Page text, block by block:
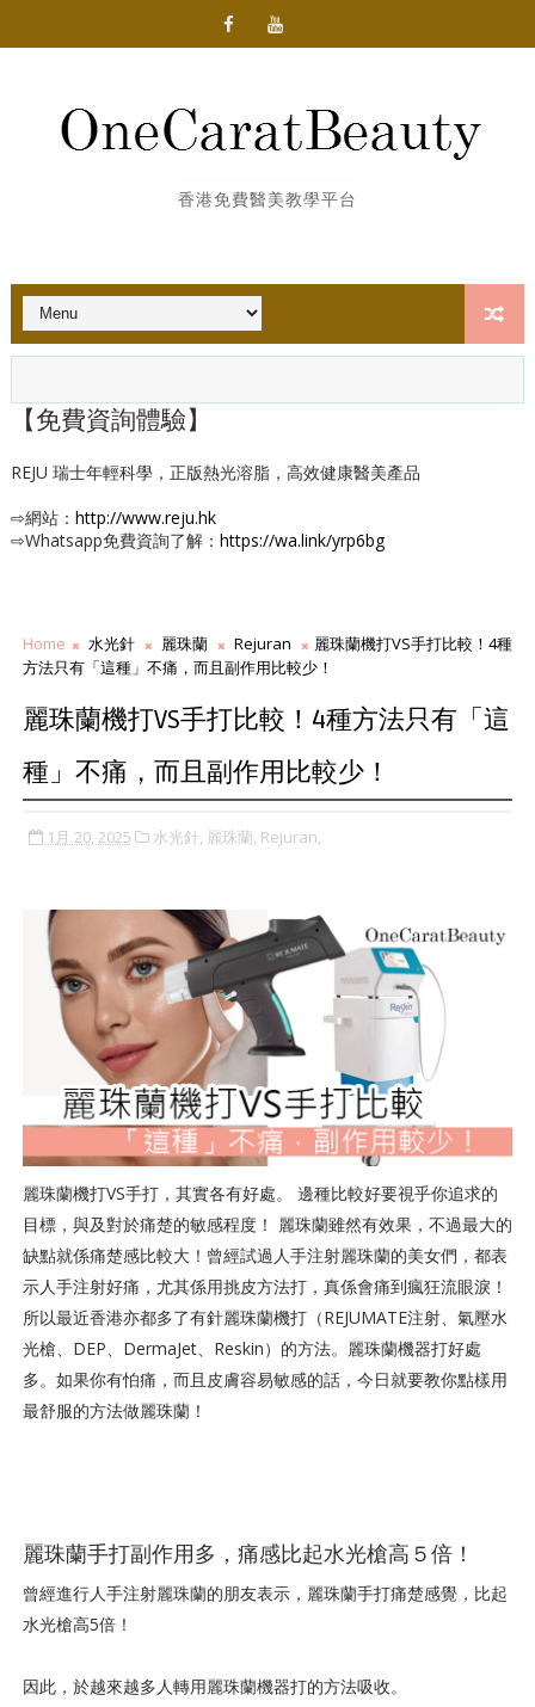
香港免費醫美教學平台
【免費資詢體驗】
REJU 瑞士年輕科學，正版熱光溶脂，高效健康醫美產品
⇨網站： http://www.reju.hk
⇨Whatsapp免費資詢了解： https://wa.link/yrp6bg
Home 水光針 麗珠蘭 Rejuran
麗珠蘭機打VS手打比較！4種
方法只有「這種」不痛，而且副作用比較少！
麗珠蘭機打VS手打比較！4種方法只有「這
種」不痛，而且副作用比較少！
1月 20, 2025 水光針, 麗珠蘭, Rejuran,
麗珠蘭機打VS手打，其實各有好處。 邊種比較好要視乎你追求的
目標，與及對於痛楚的敏感程度！ 麗珠蘭雖然有效果，不過最大的
缺點就係痛楚感比較大！曾經試過人手注射麗珠蘭的美女們，都表
示人手注射好痛，尤其係用挑皮方法打，真係會痛到瘋狂流眼淚！
所以最近香港亦都多了有針麗珠蘭機打（REJUMATE注射、氣壓水
光槍、DEP、DermaJet、Reskin）的方法。麗珠蘭機器打好處
多。如果你有怕痛，而且皮膚容易敏感的話，今日就要教你點樣用
最舒服的方法做麗珠蘭！
麗珠蘭手打副作用多，痛感比起水光槍高５倍！
曾經進行人手注射麗珠蘭的朋友表示，麗珠蘭手打痛楚感覺，比起
水光槍高5倍！
因此，於越來越多人轉用麗珠蘭機器打的方法吸收。